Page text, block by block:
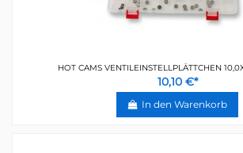
HOT CAMS VENTILEINSTELLPLÄTTCHEN
10,10 €*
In den Warenkorb